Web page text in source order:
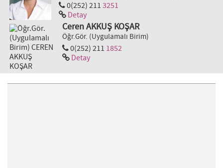
0(252) 2113251
Detay
Ceren AKKUŞ KOŞAR
Öğr.Gör. (Uygulamalı Birim)
0(252) 211 1852
Detay